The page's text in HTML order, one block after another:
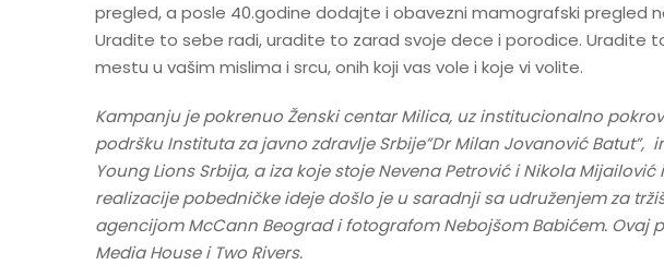
pregled, a posle 40.godine dodajte i obavezni mamografski pregled
Uradite to sebe radi, uradite to zarad svoje dece i porodice. Uradite
mestu u vašim mislima i srcu, onih koji vas vole i koje vi volite.
Kampanju je pokrenuo Ženski centar Milica, uz institucionalno
podršku Instituta za javno zdravlje Srbije”Dr Milan Jovanović
Young Lions Srbija, a iza koje stoje Nevena Petrović i Nikola
realizacije pobedničke ideje došlo je u saradnji sa udruženjem za
agencijom McCann Beograd i fotografom Nebojšom Babićem. Ovaj
Media House i Two Rivers.